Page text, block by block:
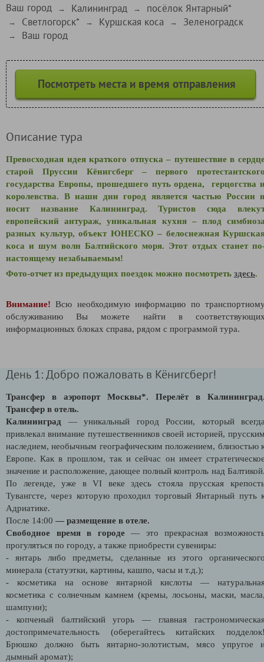
Ваш город → Калининград → посёлок Янтарный*
→ Светлогорск* → Куршская коса → Зеленоградск
→ Ваш город
Посмотреть места и время отправления
Описание тура
Превосходная идея краткого отпуска – путешествие в
старой Пруссии Кёнигсберг – первого
государства Европы, прошедшего путь ордена, герцогства
королевства. В наши дни город является частью России
носит название Калининград. Туристов сюда
европейский антураж, уникальная кухня – плод
разных культур, объект ЮНЕСКО – белоснежная
коса и шум волн Балтийского моря. Этот отдых станет
настоящему незабываемым!
Фото-отчет из предыдущих поездок можно посмотреть здесь.
Внимание! Всю необходимую информацию по
обслуживанию Вы можете найти в
информационных блоках справа, рядом с программой тура.
День 1: Добро пожаловать в Кёнигсберг!
Трансфер в аэропорт Москвы*. Перелёт в
Трансфер в отель.
Калининград — уникальный город России, который
привлекал внимание путешественников своей историей,
наследием, необычным географическим положением, близостью
Европе. Как в прошлом, так и сейчас он имеет
значение и расположение, дающее полный контроль над
По легенде, уже в VI веке здесь стояла прусская
Тувангсте, через которую проходил торговый Янтарный путь
Адриатике.
После 14:00 — размещение в отеле.
Свободное время в городе— это прекрасная
прогуляться по городу, а также приобрести сувениры:
- янтарь либо предметы, сделанные из этого
минерала (статуэтки, картины, кашпо, часы и т.д.);
- косметика на основе янтарной кислоты —
косметика с солнечным камнем (кремы, лосьоны, маски,
шампуни);
- копченый балтийский угорь — главная
достопримечательность (оберегайтесь китайских
Брюшко должно быть янтарно-золотистым, мясо упругое
дымный аромат);